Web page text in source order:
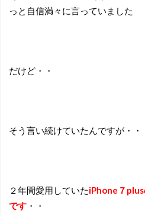
っと自信満々に言っていました
だけど・・
そう言い続けていたんですが・・
２年間愛用していたiPhone７
です・・